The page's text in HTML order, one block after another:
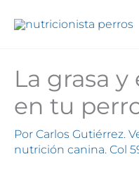
La grasa
en tu
Por Carlos Gutiérrez.
nutrición canina. Col